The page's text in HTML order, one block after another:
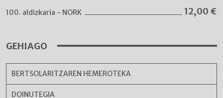
100. aldizkaria - NORK 12,00 €
GEHIAGO
BERTSOLARITZAREN HEMEROTEKA
DOINUTEGIA